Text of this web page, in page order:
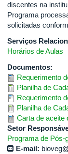
discentes na
Programa
solicitadas
Serviços
Horários de Aulas
Documentos:
Requerimento
Planilha de
Requerimento
Planilha de
Carta de aceite
Setor
Programa de Pós-
E-mail: